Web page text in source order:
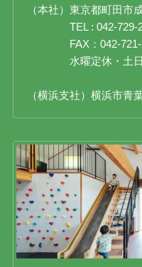
（本社）東京都町田市
TEL : 042-729-
FAX：042-721-
水曜定休・土日
（横浜支社）横浜市青